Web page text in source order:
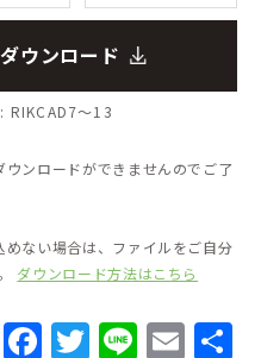
ウンロード
RIKCAD7～13
ンロードができませんのでご了
ない場合は、ファイルをご自分
ダウンロード方法はこちら
Pinterest
Facebook
Twitter
Line